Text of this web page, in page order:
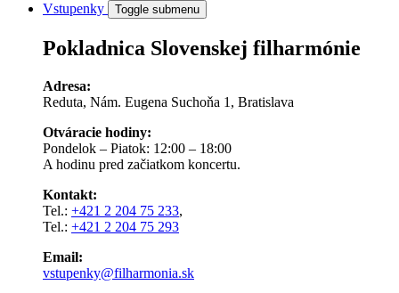
Vstupenky
Toggle submenu
Pokladnica Slovenskej filharmónie
Adresa:
Reduta, Nám. Eugena Suchoňa 1, Bratislava
Otváracie hodiny:
Pondelok – Piatok: 12:00 – 18:00
A hodinu pred začiatkom koncertu.
Kontakt:
Tel.: +421 2 204 75 233,
Tel.: +421 2 204 75 293
Email:
vstupenky@filharmonia.sk